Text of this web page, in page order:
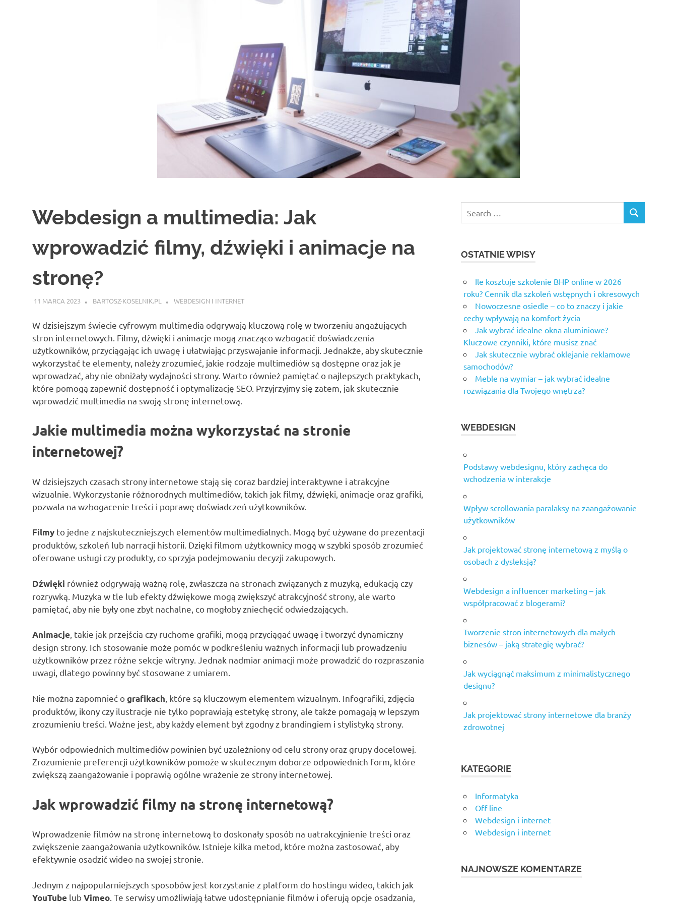
Webdesign a multimedia: Jak
wprowadzić filmy, dźwięki i animacje na
stronę?
11 MARCA 2023 BARTOSZ-KOSELNIK.PL WEBDESIGN I INTERNET
W dzisiejszym świecie cyfrowym multimedia odgrywają kluczową rolę w tworzeniu angażujących
stron internetowych. Filmy, dźwięki i animacje mogą znacząco wzbogacić doświadczenia
użytkowników, przyciągając ich uwagę i ułatwiając przyswajanie informacji. Jednakże, aby skutecznie
wykorzystać te elementy, należy zrozumieć, jakie rodzaje multimediów są dostępne oraz jak je
wprowadzać, aby nie obniżały wydajności strony. Warto również pamiętać o najlepszych praktykach,
które pomogą zapewnić dostępność i optymalizację SEO. Przyjrzyjmy się zatem, jak skutecznie
wprowadzić multimedia na swoją stronę internetową.
Jakie multimedia można wykorzystać na stronie
internetowej?
W dzisiejszych czasach strony internetowe stają się coraz bardziej interaktywne i atrakcyjne
wizualnie. Wykorzystanie różnorodnych multimediów, takich jak filmy, dźwięki, animacje oraz grafiki,
pozwala na wzbogacenie treści i poprawę doświadczeń użytkowników.
Filmy to jedne z najskuteczniejszych elementów multimedialnych. Mogą być używane do prezentacji
produktów, szkoleń lub narracji historii. Dzięki filmom użytkownicy mogą w szybki sposób zrozumieć
oferowane usługi czy produkty, co sprzyja podejmowaniu decyzji zakupowych.
Dźwięki również odgrywają ważną rolę, zwłaszcza na stronach związanych z muzyką, edukacją czy
rozrywką. Muzyka w tle lub efekty dźwiękowe mogą zwiększyć atrakcyjność strony, ale warto
pamiętać, aby nie były one zbyt nachalne, co mogłoby zniechęcić odwiedzających.
Animacje, takie jak przejścia czy ruchome grafiki, mogą przyciągać uwagę i tworzyć dynamiczny
design strony. Ich stosowanie może pomóc w podkreśleniu ważnych informacji lub prowadzeniu
użytkowników przez różne sekcje witryny. Jednak nadmiar animacji może prowadzić do rozpraszania
uwagi, dlatego powinny być stosowane z umiarem.
Nie można zapomnieć ografikach , które są kluczowym elementem wizualnym. Infografiki, zdjęcia
produktów, ikony czy ilustracje nie tylko poprawiają estetykę strony, ale także pomagają w lepszym
zrozumieniu treści. Ważne jest, aby każdy element był zgodny z brandingiem i stylistyką strony.
Wybór odpowiednich multimediów powinien być uzależniony od celu strony oraz grupy docelowej.
Zrozumienie preferencji użytkowników pomoże w skutecznym doborze odpowiednich form, które
zwiększą zaangażowanie i poprawią ogólne wrażenie ze strony internetowej.
Jak wprowadzić filmy na stronę internetową?
Wprowadzenie filmów na stronę internetową to doskonały sposób na uatrakcyjnienie treści oraz
zwiększenie zaangażowania użytkowników. Istnieje kilka metod, które można zastosować, aby
efektywnie osadzić wideo na swojej stronie.
Jednym z najpopularniejszych sposobów jest korzystanie z platform do hostingu wideo, takich jak
YouTube lub Vimeo . Te serwisy umożliwiają łatwe udostępnianie filmów i oferują opcje osadzania,
for:
SEARCH
OSTATNIE WPISY
Ile kosztuje szkolenie BHP online w 2026
roku? Cennik dla szkoleń wstępnych i okresowych
Nowoczesne osiedle – co to znaczy i jakie
cechy wpływają na komfort życia
Jak wybrać idealne okna aluminiowe?
Kluczowe czynniki, które musisz znać
Jak skutecznie wybrać oklejanie reklamowe
samochodów?
Meble na wymiar – jak wybrać idealne
rozwiązania dla Twojego wnętrza?
WEBDESIGN
Podstawy webdesignu, który zachęca do
wchodzenia w interakcje
Wpływ scrollowania paralaksy na zaangażowanie
użytkowników
Jak projektować stronę internetową z myślą o
osobach z dysleksją?
Webdesign a influencer marketing – jak
współpracować z blogerami?
Tworzenie stron internetowych dla małych
biznesów – jaką strategię wybrać?
Jak wyciągnąć maksimum z minimalistycznego
designu?
Jak projektować strony internetowe dla branży
zdrowotnej
KATEGORIE
Informatyka
Off-line
Webdesign i internet
Webdesign i internet
NAJNOWSZE KOMENTARZE